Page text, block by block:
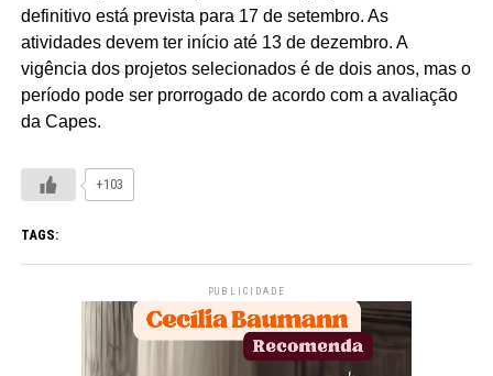
definitivo está prevista para 17 de setembro. As
atividades devem ter início até 13 de dezembro. A
vigência dos projetos selecionados é de dois anos, mas o
período pode ser prorrogado de acordo com a avaliação
da Capes.
+103
TAGS:
PUBLICIDADE